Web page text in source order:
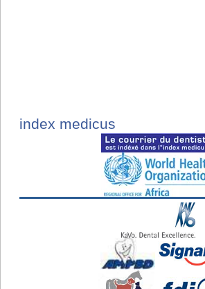
index medicus